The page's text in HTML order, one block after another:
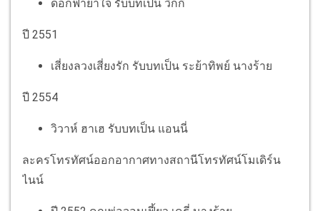
ดอกฟ้ายาใจ รับบทเป็น วิกกี้
ปี 2551
เสี่ยงลวงเสี่ยงรัก รับบทเป็น ระย้าทิพย์ นางร้าย
ปี 2554
วิวาห์ ฮาเฮ รับบทเป็น แอนนี่
ละครโทรทัศน์ออกอากาศทางสถานีโทรทัศน์โมเดิร์น
ไนน์